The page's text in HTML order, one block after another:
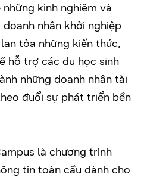
kinh nghiệm và
nhân khởi nghiệp
tỏa những kiến thức,
hỗ trợ các du học sinh
những doanh nhân tài
đuổi sự phát triển bền
là chương trình
tin toàn cầu dành cho